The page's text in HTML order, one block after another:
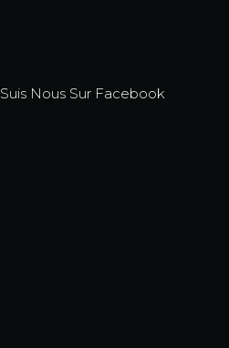
Suis Nous Sur Facebook